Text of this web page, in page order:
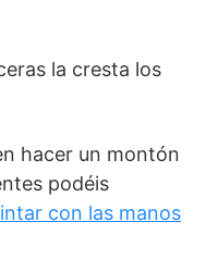
la cresta los
hacer un montón
podéis
con las manos